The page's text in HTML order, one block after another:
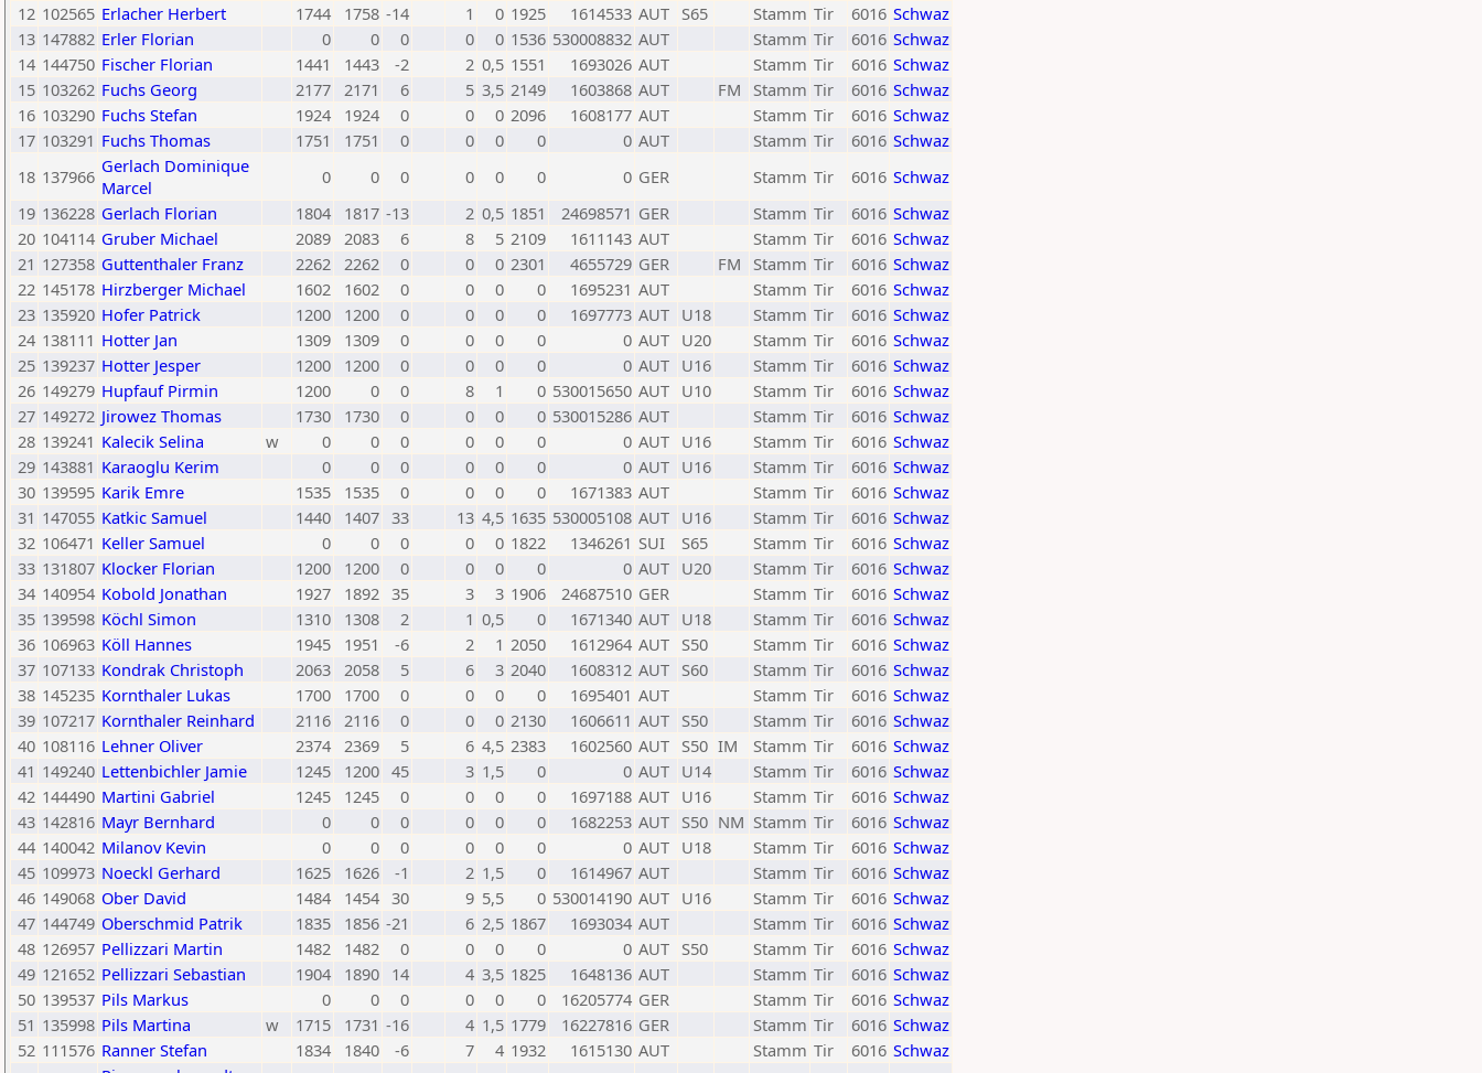
12 102565 Erlacher Herbert 1744 1758 -14 1 0 1925 1614533 AUT S65 Stamm Tir 6016 Schwaz
13 147882 Erler Florian 0 0 0 0 0 1536 530008832 AUT Stamm Tir 6016 Schwaz
14 144750 Fischer Florian 1441 1443 -2 2 0,5 1551 1693026 AUT Stamm Tir 6016 Schwaz
15 103262 Fuchs Georg 2177 2171 6 5 3,5 2149 1603868 AUT FM Stamm Tir 6016 Schwaz
16 103290 Fuchs Stefan 1924 1924 0 0 0 2096 1608177 AUT Stamm Tir 6016 Schwaz
17 103291 Fuchs Thomas 1751 1751 0 0 0 0 0 AUT Stamm Tir 6016 Schwaz
18 137966 Gerlach Dominique
Marcel
0 0 0 0 0 0 0 GER Stamm Tir 6016 Schwaz
19 136228 Gerlach Florian 1804 1817 -13 2 0,5 1851 24698571 GER Stamm Tir 6016 Schwaz
20 104114 Gruber Michael 2089 2083 6 8 5 2109 1611143 AUT Stamm Tir 6016 Schwaz
21 127358 Guttenthaler Franz 2262 2262 0 0 0 2301 4655729 GER FM Stamm Tir 6016 Schwaz
22 145178 Hirzberger Michael 1602 1602 0 0 0 0 1695231 AUT Stamm Tir 6016 Schwaz
23 135920 Hofer Patrick 1200 1200 0 0 0 0 1697773 AUT U18 Stamm Tir 6016 Schwaz
24 138111 Hotter Jan 1309 1309 0 0 0 0 0 AUT U20 Stamm Tir 6016 Schwaz
25 139237 Hotter Jesper 1200 1200 0 0 0 0 0 AUT U16 Stamm Tir 6016 Schwaz
26 149279 Hupfauf Pirmin 1200 0 0 8 1 0 530015650 AUT U10 Stamm Tir 6016 Schwaz
27 149272 Jirowez Thomas 1730 1730 0 0 0 0 530015286 AUT Stamm Tir 6016 Schwaz
28 139241 Kalecik Selina w 0 0 0 0 0 0 0 AUT U16 Stamm Tir 6016 Schwaz
29 143881 Karaoglu Kerim 0 0 0 0 0 0 0 AUT U16 Stamm Tir 6016 Schwaz
30 139595 Karik Emre 1535 1535 0 0 0 0 1671383 AUT Stamm Tir 6016 Schwaz
31 147055 Katkic Samuel 1440 1407 33 13 4,5 1635 530005108 AUT U16 Stamm Tir 6016 Schwaz
32 106471 Keller Samuel 0 0 0 0 0 1822 1346261 SUI S65 Stamm Tir 6016 Schwaz
33 131807 Klocker Florian 1200 1200 0 0 0 0 0 AUT U20 Stamm Tir 6016 Schwaz
34 140954 Kobold Jonathan 1927 1892 35 3 3 1906 24687510 GER Stamm Tir 6016 Schwaz
35 139598 Köchl Simon 1310 1308 2 1 0,5 0 1671340 AUT U18 Stamm Tir 6016 Schwaz
36 106963 Köll Hannes 1945 1951 -6 2 1 2050 1612964 AUT S50 Stamm Tir 6016 Schwaz
37 107133 Kondrak Christoph 2063 2058 5 6 3 2040 1608312 AUT S60 Stamm Tir 6016 Schwaz
38 145235 Kornthaler Lukas 1700 1700 0 0 0 0 1695401 AUT Stamm Tir 6016 Schwaz
39 107217 Kornthaler Reinhard 2116 2116 0 0 0 2130 1606611 AUT S50 Stamm Tir 6016 Schwaz
40 108116 Lehner Oliver 2374 2369 5 6 4,5 2383 1602560 AUT S50 IM Stamm Tir 6016 Schwaz
41 149240 Lettenbichler Jamie 1245 1200 45 3 1,5 0 0 AUT U14 Stamm Tir 6016 Schwaz
42 144490 Martini Gabriel 1245 1245 0 0 0 0 1697188 AUT U16 Stamm Tir 6016 Schwaz
43 142816 Mayr Bernhard 0 0 0 0 0 0 1682253 AUT S50 NM Stamm Tir 6016 Schwaz
44 140042 Milanov Kevin 0 0 0 0 0 0 0 AUT U18 Stamm Tir 6016 Schwaz
45 109973 Noeckl Gerhard 1625 1626 -1 2 1,5 0 1614967 AUT Stamm Tir 6016 Schwaz
46 149068 Ober David 1484 1454 30 9 5,5 0 530014190 AUT U16 Stamm Tir 6016 Schwaz
47 144749 Oberschmid Patrik 1835 1856 -21 6 2,5 1867 1693034 AUT Stamm Tir 6016 Schwaz
48 126957 Pellizzari Martin 1482 1482 0 0 0 0 0 AUT S50 Stamm Tir 6016 Schwaz
49 121652 Pellizzari Sebastian 1904 1890 14 4 3,5 1825 1648136 AUT Stamm Tir 6016 Schwaz
50 139537 Pils Markus 0 0 0 0 0 0 16205774 GER Stamm Tir 6016 Schwaz
51 135998 Pils Martina w 1715 1731 -16 4 1,5 1779 16227816 GER Stamm Tir 6016 Schwaz
52 111576 Ranner Stefan 1834 1840 -6 7 4 1932 1615130 AUT Stamm Tir 6016 Schwaz